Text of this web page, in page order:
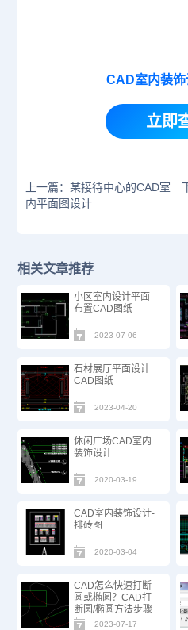
CAD室内装饰
立即
上一篇：某接待中心的CAD室
内平面图设计
相关文章推荐
小区室内设计平面
布置CAD图纸
2023-07-06
石材展厅平面设计
CAD图纸
2023-04-20
休闲广场CAD室内
装饰设计
2020-03-19
CAD室内装饰设计-
排砖图
2020-03-04
CAD怎么快速打断
圆或椭圆？CAD打
断圆/椭圆方法步骤
2023-07-17